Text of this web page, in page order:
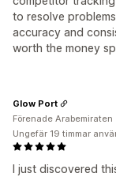
to resolve
accuracy and
worth the money
I just discovered
Glow Port
Förenade Arabemiraten
Ungefär 19 timmar